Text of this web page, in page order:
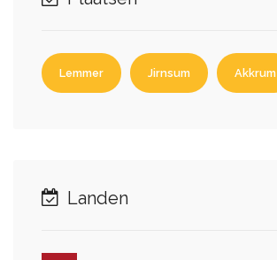
Lemmer Jirnsum Akkrum
Landen